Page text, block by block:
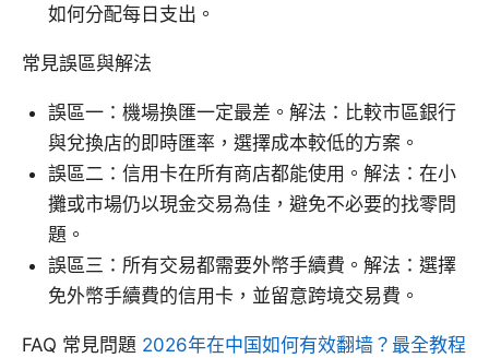
如何分配每日支出。
常見誤區與解法
誤區一：機場換匯一定最差。解法：比較市區銀行
與兌換店的即時匯率，選擇成本較低的方案。
誤區二：信用卡在所有商店都能使用。解法：在小
攤或市場仍以現金交易為佳，避免不必要的找零問
題。
誤區三：所有交易都需要外幣手續費。解法：選擇
免外幣手續費的信用卡，並留意跨境交易費。
FAQ 常見問題 2026年在中国如何有效翻墙？最全教程